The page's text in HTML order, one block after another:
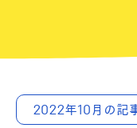
2022年10月の記